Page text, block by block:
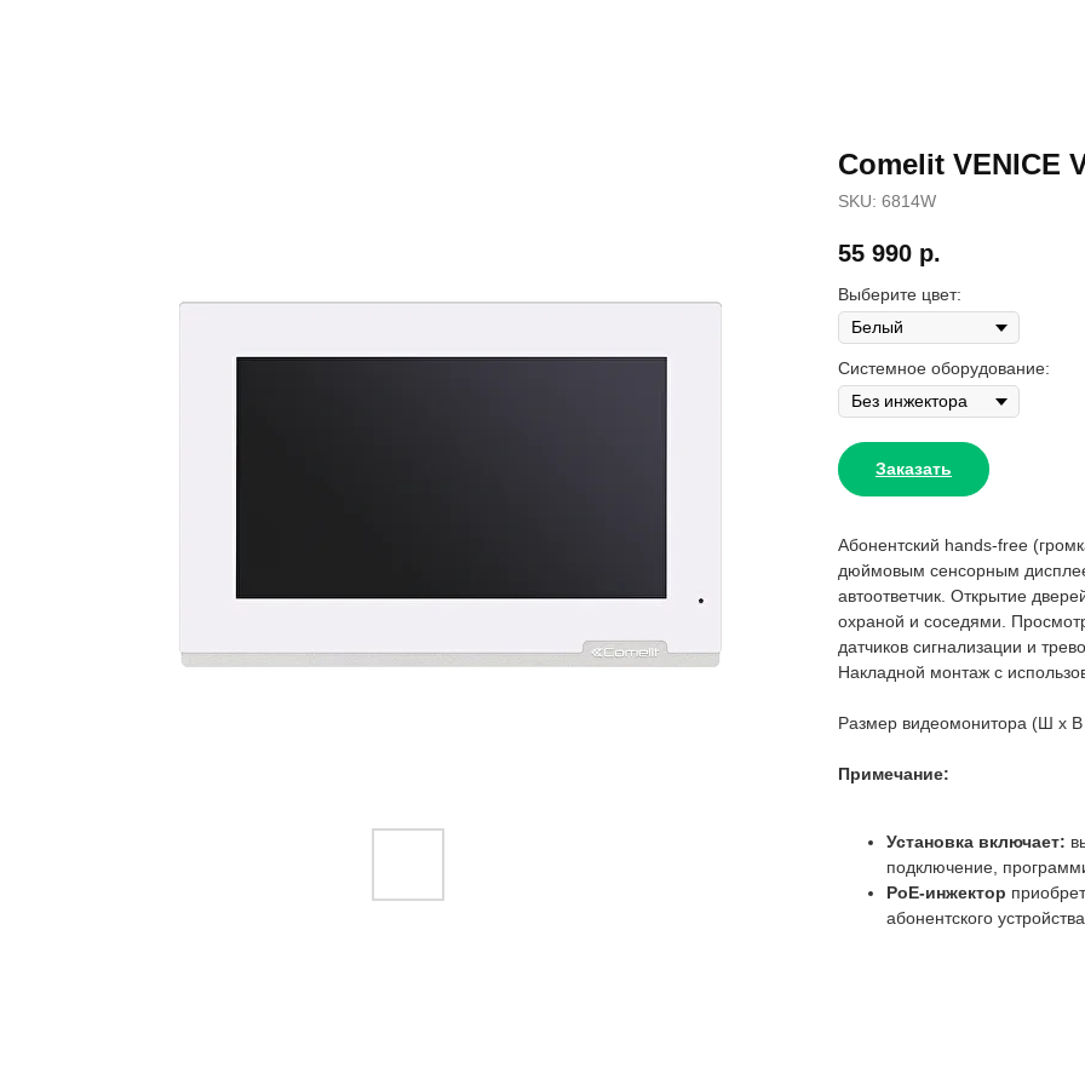
Comelit VENICE
SKU: 6814W
55 990 р.
Выберите цвет:
Системное оборудование:
Заказать
Абонентский hands-free
дюймовым сенсорным
автоответчик. Открытие
охраной и соседями.
датчиков сигнализации и
Накладной монтаж с
Размер видеомонитора (Ш х
Примечание:
Установка включает:
подключение,
PoE-инжектор
абонентского